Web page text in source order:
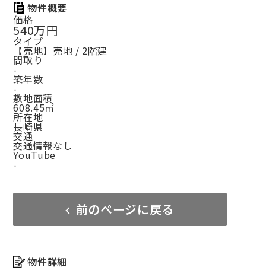
物件概要
価格
540万円
タイプ
【売地】売地 / 2階建
間取り
-
築年数
-
敷地面積
608.45㎡
所在地
長崎県
交通
交通情報なし
YouTube
-
前のページに戻る
物件詳細